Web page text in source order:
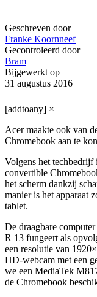
Geschreven door
Franke Koornneef
Gecontroleerd door
Bram
Bijgewerkt op
31 augustus 2016
[addtoany] ×
Acer maakte ook van
Chromebook aan te
Volgens het techbedrijf
convertible
het scherm dankzij
manier is het apparaat
tablet.
De draagbare
R 13 fungeert als
een resolutie van
HD-webcam met een
we een MediaTek
de Chromebook